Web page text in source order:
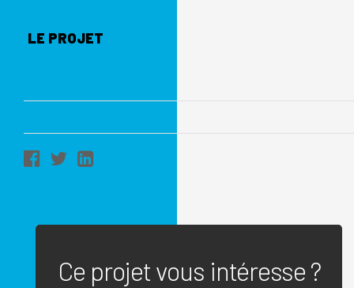
LE PROJET
Ce projet vous intéresse ?